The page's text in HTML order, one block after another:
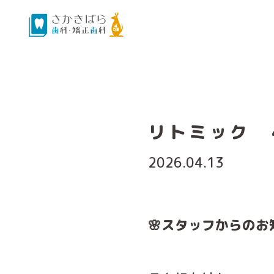
リトミック
2026.04.13
🌸スタッフからのお